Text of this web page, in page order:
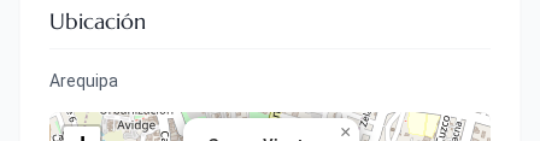
Ubicación
Arequipa
×